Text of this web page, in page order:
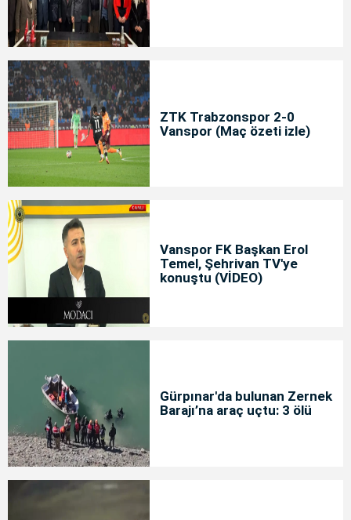
ZTK Trabzonspor 2-0
Vanspor (Maç özeti izle)
Vanspor FK Başkan Erol
Temel, Şehrivan TV'ye
konuştu (VİDEO)
Gürpınar'da bulunan Zernek
Barajı’na araç uçtu: 3 ölü